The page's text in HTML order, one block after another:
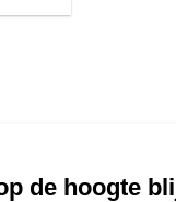
de hoogte